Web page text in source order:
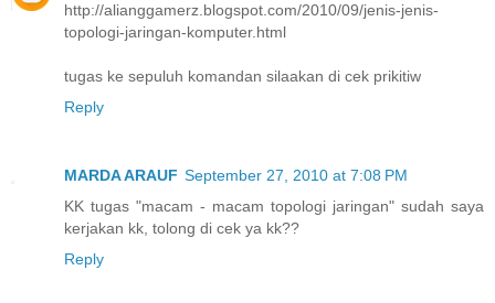
http://alianggamerz.blogspot.com/2010/09/jenis-jenis-
topologi-jaringan-komputer.html
tugas ke sepuluh komandan silaakan di cek prikitiw
Reply
MARDA ARAUF September 27, 2010 at 7:08 PM
KK tugas "macam - macam topologi jaringan" sudah saya
kerjakan kk, tolong di cek ya kk??
Reply